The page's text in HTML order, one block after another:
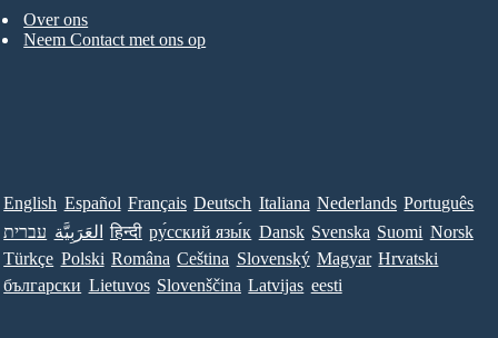
Over ons
Neem Contact met ons op
English Español Français Deutsch Italiana Nederlands Português
עברית العَرَبِيَّة हिन्दी ру́сский язы́к Dansk Svenska Suomi Norsk
Türkçe Polski Româna Ceština Slovenský Magyar Hrvatski
български Lietuvos Slovenščina Latvijas eesti